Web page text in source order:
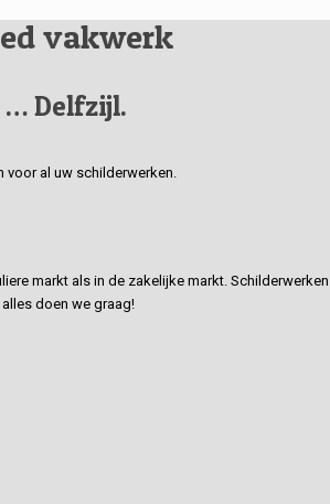
vakwerk
… Delfzijl.
voor al uw schilderwerken.
markt als in de zakelijke markt.
doen we graag!